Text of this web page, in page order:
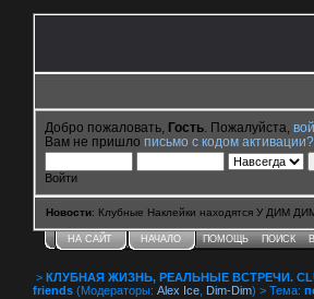
Добро пожаловать, Гость . Пожалуйста,
Вам не пришло письмо с кодом активации?
Войти
Новости: Клубные Наклейки находятся У ДИМ
НА САЙТ НАЧАЛО ПОМОЩЬ ПОИСК
> КЛУБНАЯ ЖИЗНЬ, РЕАЛЬНЫЕ ВСТРЕЧИ.
friends (Модераторы: Alex Ice Dim-Dim) > Тема: